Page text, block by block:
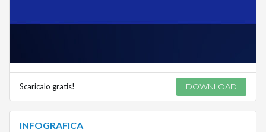
Scaricalo gratis! DOWNLOAD
INFOGRAFICA